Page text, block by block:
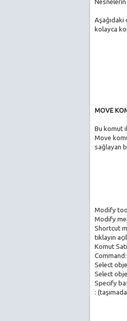
Aşağıdaki
kolayca
MOVE
Bu komut
Move
sağlayan
Modify
Modify
Shortcut
tıklayın
Komut
Select
Select
Specify
: